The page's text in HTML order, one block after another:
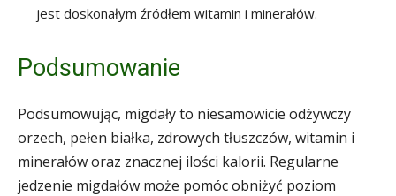
jest doskonałym źródłem witamin i minerałów.
Podsumowanie
Podsumowując, migdały to niesamowicie odżywczy
orzech, pełen białka, zdrowych tłuszczów, witamin i
minerałów oraz znacznej ilości kalorii. Regularne
jedzenie migdałów może pomóc obniżyć poziom